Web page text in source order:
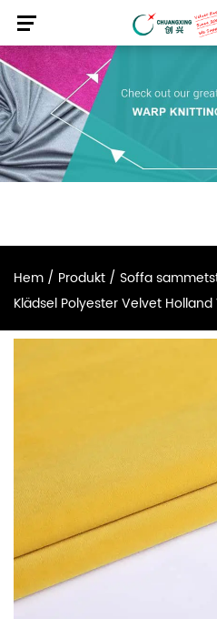
Hem / Produkt / Soffa
Klädsel Polyester Velvet